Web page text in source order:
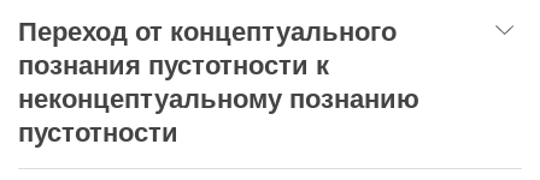
Переход от концептуального
познания пустотности к
неконцептуальному познанию
пустотности